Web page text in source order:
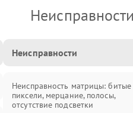
Неисправности
Неисправность матрицы: битые
пиксели, мерцание, полосы,
отсутствие подсветки